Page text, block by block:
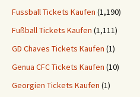
Fussball Tickets Kaufen (1,190)
Fußball Tickets Kaufen (1,111)
GD Chaves Tickets Kaufen (1)
Genua CFC Tickets Kaufen (10)
Georgien Tickets Kaufen (1)